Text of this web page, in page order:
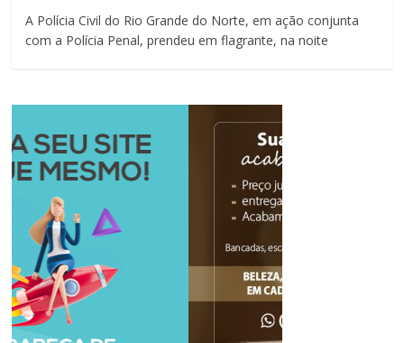
A Polícia Civil do Rio Grande do Norte, em ação conjunta
com a Polícia Penal, prendeu em flagrante, na noite